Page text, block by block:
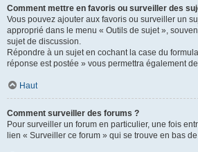
Comment mettre en favoris ou surveiller des
Vous pouvez ajouter aux favoris ou surveiller un
approprié dans le menu « Outils de sujet »,
sujet de discussion.
Répondre à un sujet en cochant la case du
réponse est postée » vous permettra également
Haut
Comment surveiller des forums ?
Pour surveiller un forum en particulier, une fois
lien « Surveiller ce forum » qui se trouve en bas